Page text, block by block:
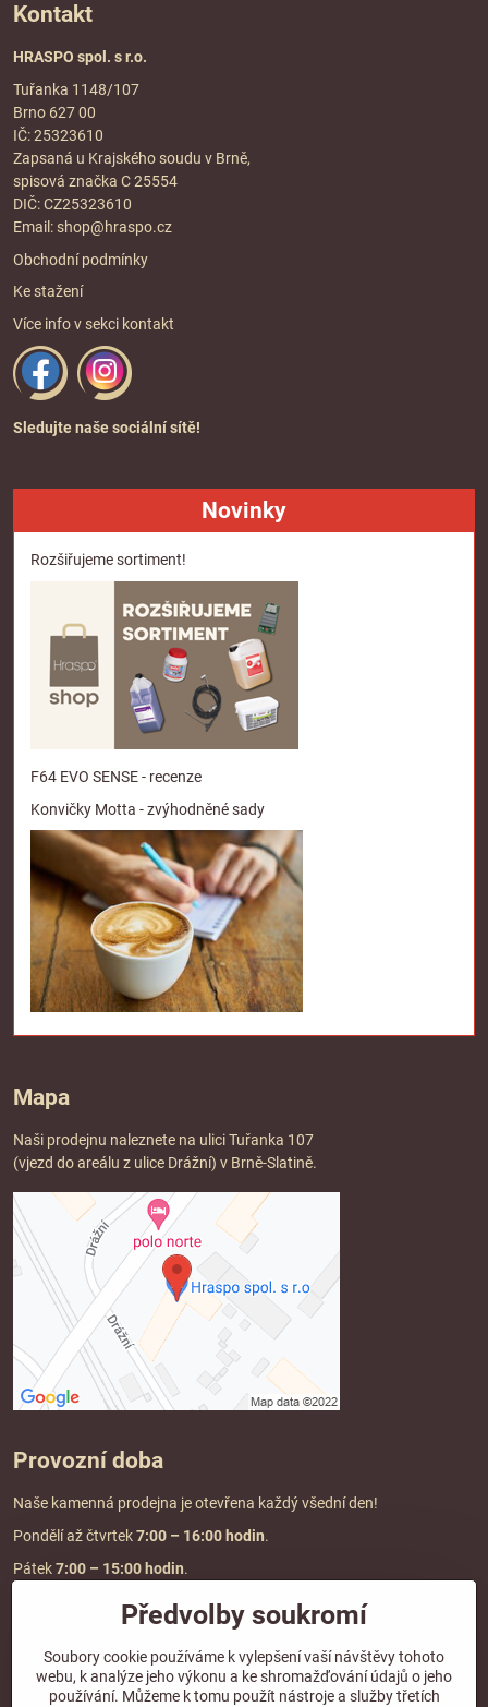
Kontakt
HRASPO spol. s r.o.
Tuřanka 1148/107
Brno 627 00
IČ: 25323610
Zapsaná u Krajského soudu v Brně,
spisová značka C 25554
DIČ: CZ25323610
Email: shop@hraspo.cz
Obchodní podmínky
Ke stažení
Více info v sekci kontakt
Sledujte naše sociální sítě!
Novinky
Rozšiřujeme sortiment!
F64 EVO SENSE - recenze
Konvičky Motta - zvýhodněné sady
Mapa
Naši prodejnu naleznete na ulici Tuřanka 107
(vjezd do areálu z ulice Drážní) v Brně-Slatině.
Provozní doba
Naše kamenná prodejna je otevřena každý všední den!
Pondělí až čtvrtek7:00 – 16:00 hodin.
Pátek7:00 – 15:00 hodin.
Doprava a platba
DOPRAVA ZDARMA
Předvolby soukromí
Soubory cookie používáme k vylepšení vaší návštěvy tohoto
webu, k analýze jeho výkonu a ke shromažďování údajů o jeho
používání. Můžeme k tomu použít nástroje a služby třetích